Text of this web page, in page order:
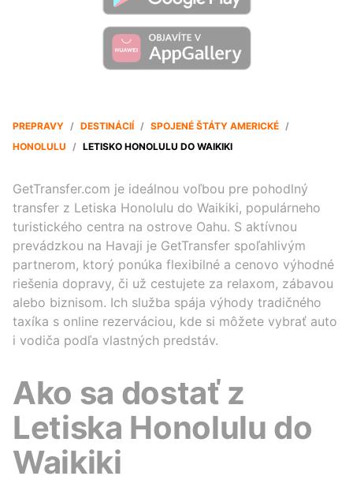
PREPRAVY / DESTINÁCIÍ / SPOJENÉ ŠTÁTY AMERICKÉ /
HONOLULU / LETISKO HONOLULU DO WAIKIKI
GetTransfer.com je ideálnou voľbou pre pohodlný
transfer z Letiska Honolulu do Waikiki, populárneho
turistického centra na ostrove Oahu. S aktívnou
prevádzkou na Havaji je GetTransfer spoľahlivým
partnerom, ktorý ponúka flexibilné a cenovo výhodné
riešenia dopravy, či už cestujete za relaxom, zábavou
alebo biznisom. Ich služba spája výhody tradičného
taxíka s online rezerváciou, kde si môžete vybrať auto
i vodiča podľa vlastných predstáv.
Ako sa dostať z
Letiska Honolulu do
Waikiki